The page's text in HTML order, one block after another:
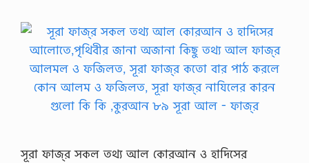
সূরা ফাজ্‌র সকল তথ্য আল কোরআন ও হাদিসের